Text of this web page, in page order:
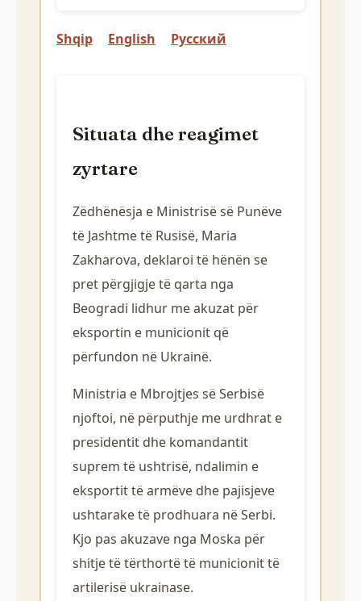
Shqip English Русский
Situata dhe reagimet
zyrtare
Zëdhënësja e Ministrisë së Punëve
të Jashtme të Rusisë, Maria
Zakharova, deklaroi të hënën se
pret përgjigje të qarta nga
Beogradi lidhur me akuzat për
eksportin e municionit që
përfundon në Ukrainë.
Ministria e Mbrojtjes së Serbisë
njoftoi, në përputhje me urdhrat e
presidentit dhe komandantit
suprem të ushtrisë, ndalimin e
eksportit të armëve dhe pajisjeve
ushtarake të prodhuara në Serbi.
Kjo pas akuzave nga Moska për
shitje të tërthortë të municionit të
artilerisë ukrainase.